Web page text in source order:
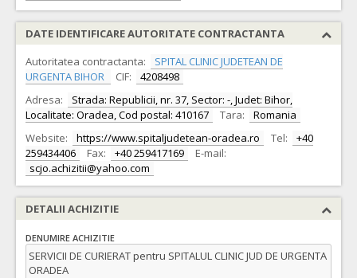
DATE IDENTIFICARE AUTORITATE CONTRACTANTA
Autoritatea contractanta:
SPITAL CLINIC JUDETEAN DE
URGENTA BIHOR
CIF:
4208498
Adresa:
Strada: Republicii, nr. 37, Sector: -, Judet: Bihor,
Localitate: Oradea, Cod postal: 410167
Tara:
Romania
Website:
https://www.spitaljudetean-oradea.ro Tel:
+40
259434406
Fax: +40 259417169
E-mail:
scjo.achizitii@yahoo.com
DETALII ACHIZITIE
DENUMIRE ACHIZITIE
SERVICII DE CURIERAT pentru SPITALUL CLINIC JUD DE URGENTA
ORADEA